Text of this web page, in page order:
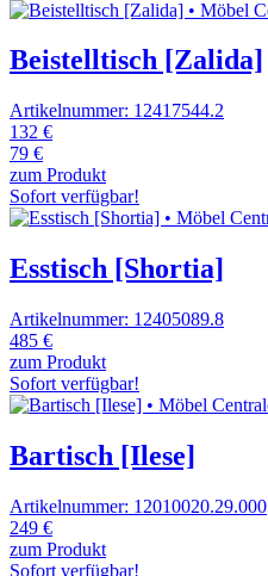
Beistelltisch [Zalida]
Artikelnummer: 12417544.2
132 €
79 €
zum Produkt
Sofort verfügbar!
Esstisch [Shortia]
Artikelnummer: 12405089.8
485 €
zum Produkt
Sofort verfügbar!
Bartisch [Ilese]
Artikelnummer: 12010020.29.000
249 €
zum Produkt
Sofort verfügbar!